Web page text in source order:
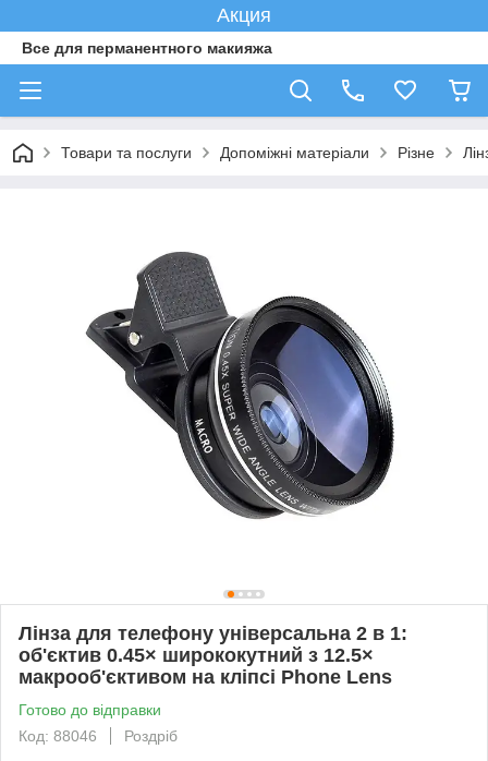
Акция
Все для перманентного макияжа
Товари та послуги Допоміжні матеріали Різне
Лінза для телефону універсальна 2 в 1:
об'єктив 0.45× ширококутний з 12.5×
макрооб'єктивом на кліпсі Phone Lens
Готово до відправки
Код: 88046
Роздріб